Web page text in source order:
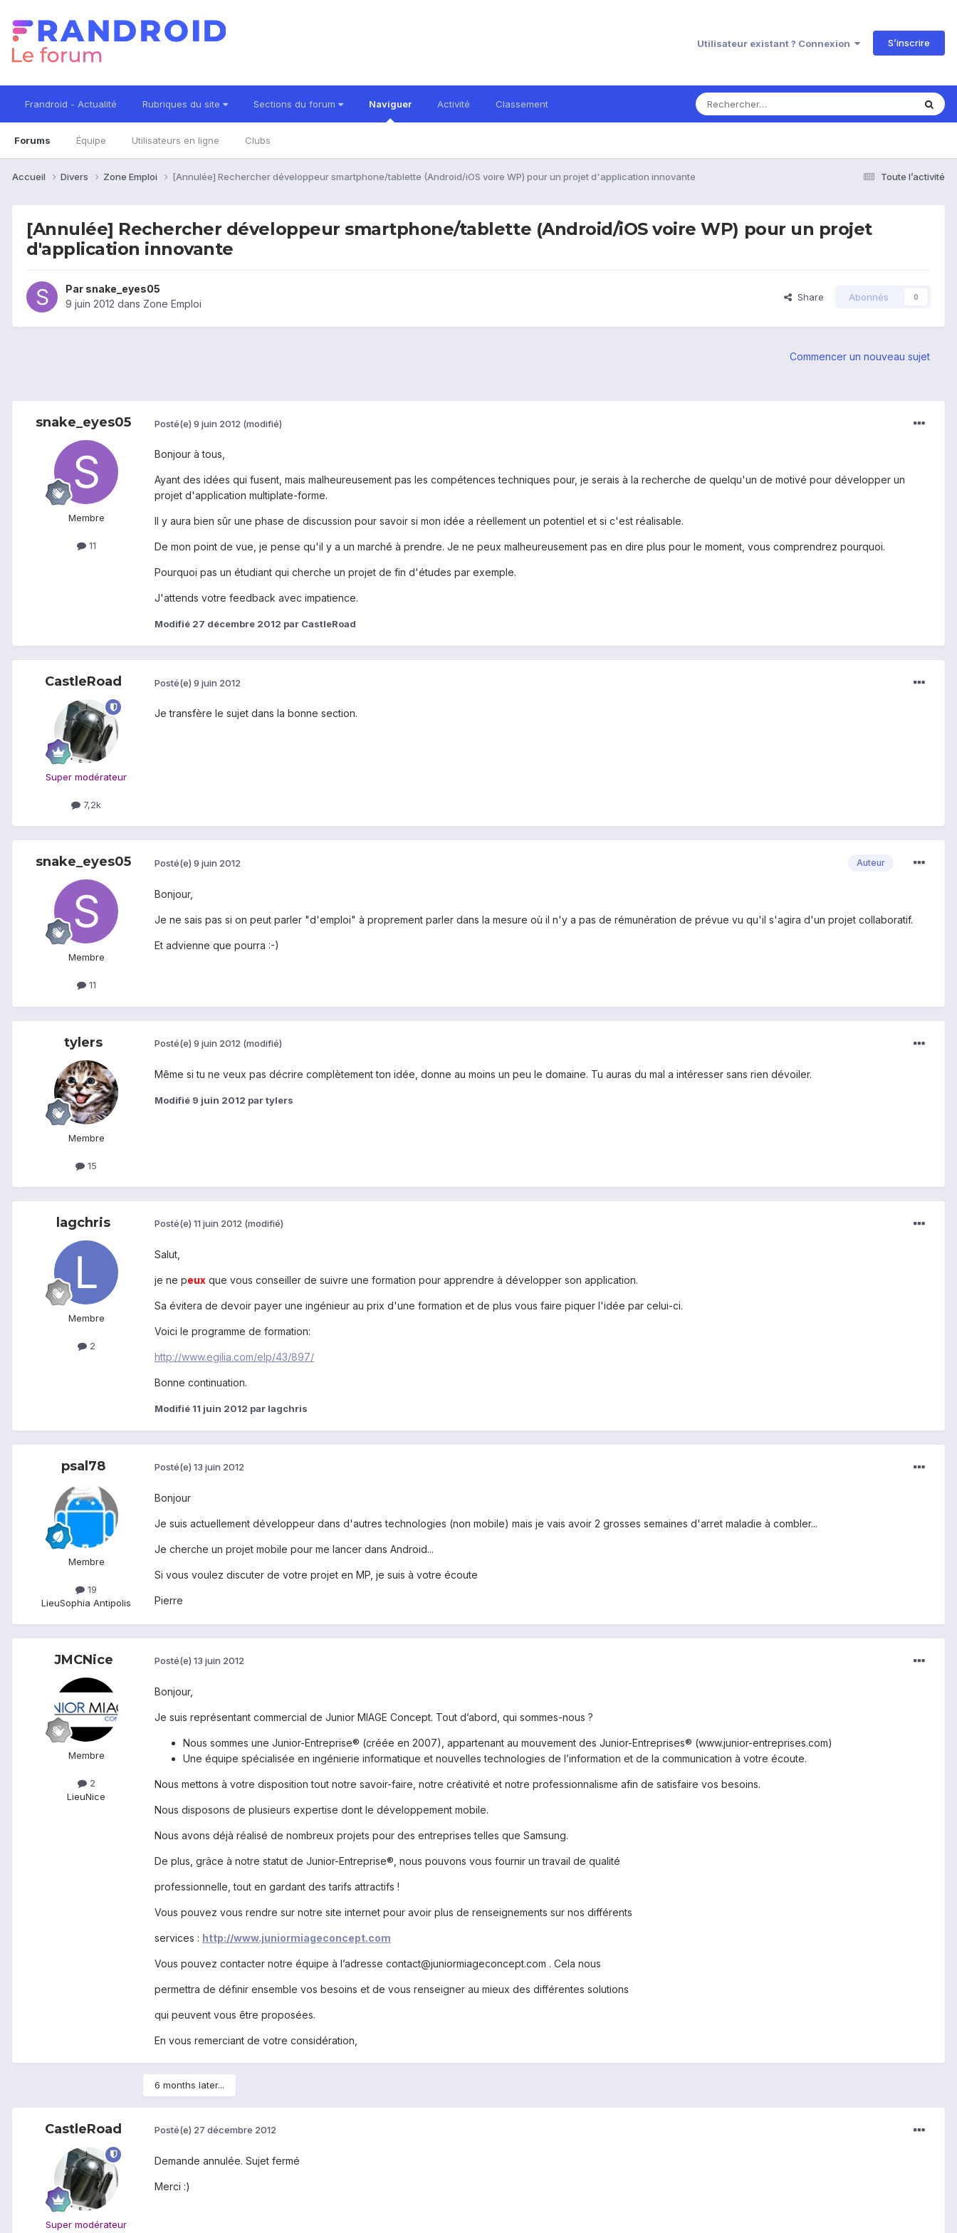
Utilisateur existant ? Connexion S’inscrire
Frandroid - Actualité Rubriques du site Sections du forum Naviguer
Forums Équipe Utilisateurs en ligne Clubs
Activité Classement
Toute l’activité
Accueil Divers Zone Emploi [Annulée] Rechercher développeur smartphone/tablette (Android/iOS voire WP) pour un projet d'application innovante
[Annulée] Rechercher développeur smartphone/tablette (Android/iOS voire WP) pour un projet
d'application innovante
Par snake_eyes05
9 juin 2012 dans Zone Emploi
Share Abonnés 0
Commencer un nouveau sujet
snake_eyes05
Membre
11
Posté(e) 9 juin 2012 (modifié)
Bonjour à tous,
Ayant des idées qui fusent, mais malheureusement pas les compétences techniques pour, je serais à la recherche de quelqu'un de motivé pour développer un
projet d'application multiplate-forme.
Il y aura bien sûr une phase de discussion pour savoir si mon idée a réellement un potentiel et si c'est réalisable.
De mon point de vue, je pense qu'il y a un marché à prendre. Je ne peux malheureusement pas en dire plus pour le moment, vous comprendrez pourquoi.
Pourquoi pas un étudiant qui cherche un projet de fin d'études par exemple.
J'attends votre feedback avec impatience.
Modifié 27 décembre 2012 par CastleRoad
CastleRoad
Super modérateur
7,2k
Posté(e) 9 juin 2012
Je transfère le sujet dans la bonne section.
snake_eyes05
Membre
11
Auteur
Posté(e) 9 juin 2012
Bonjour,
Je ne sais pas si on peut parler "d'emploi" à proprement parler dans la mesure où il n'y a pas de rémunération de prévue vu qu'il s'agira d'un projet collaboratif.
Et advienne que pourra :-)
tylers
Membre
15
Posté(e) 9 juin 2012 (modifié)
Même si tu ne veux pas décrire complètement ton idée, donne au moins un peu le domaine. Tu auras du mal a intéresser sans rien dévoiler.
Modifié 9 juin 2012 par tylers
lagchris
Membre
2
Posté(e) 11 juin 2012 (modifié)
Salut,
je ne peux que vous conseiller de suivre une formation pour apprendre à développer son application.
Sa évitera de devoir payer une ingénieur au prix d'une formation et de plus vous faire piquer l'idée par celui-ci.
Voici le programme de formation:
http://www.egilia.com/elp/43/897/
Bonne continuation.
Modifié 11 juin 2012 par lagchris
psal78
Membre
19
LieuSophia Antipolis
Posté(e) 13 juin 2012
Bonjour
Je suis actuellement développeur dans d'autres technologies (non mobile) mais je vais avoir 2 grosses semaines d'arret maladie à combler...
Je cherche un projet mobile pour me lancer dans Android...
Si vous voulez discuter de votre projet en MP, je suis à votre écoute
Pierre
JMCNice
Membre
2
LieuNice
Posté(e) 13 juin 2012
Bonjour,
Je suis représentant commercial de Junior MIAGE Concept. Tout d’abord, qui sommes-nous ?
Nous sommes une Junior-Entreprise® (créée en 2007), appartenant au mouvement des Junior-Entreprises® (www.junior-entreprises.com)
Une équipe spécialisée en ingénierie informatique et nouvelles technologies de l’information et de la communication à votre écoute.
Nous mettons à votre disposition tout notre savoir-faire, notre créativité et notre professionnalisme afin de satisfaire vos besoins.
Nous disposons de plusieurs expertise dont le développement mobile.
Nous avons déjà réalisé de nombreux projets pour des entreprises telles que Samsung.
De plus, grâce à notre statut de Junior-Entreprise®, nous pouvons vous fournir un travail de qualité
professionnelle, tout en gardant des tarifs attractifs !
Vous pouvez vous rendre sur notre site internet pour avoir plus de renseignements sur nos différents
services : http://www.juniormiageconcept.com
Vous pouvez contacter notre équipe à l’adresse contact@juniormiageconcept.com . Cela nous
permettra de définir ensemble vos besoins et de vous renseigner au mieux des différentes solutions
qui peuvent vous être proposées.
En vous remerciant de votre considération,
6 months later...
CastleRoad
Super modérateur
Posté(e) 27 décembre 2012
Demande annulée. Sujet fermé
Merci :)